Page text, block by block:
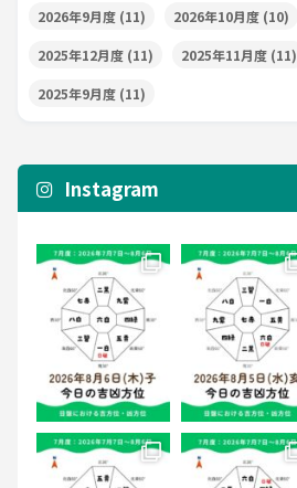
2026年9月度 (11) 2026年10月度 (10)
2025年12月度 (11) 2025年11月度 (11)
2025年9月度 (11)
Instagram